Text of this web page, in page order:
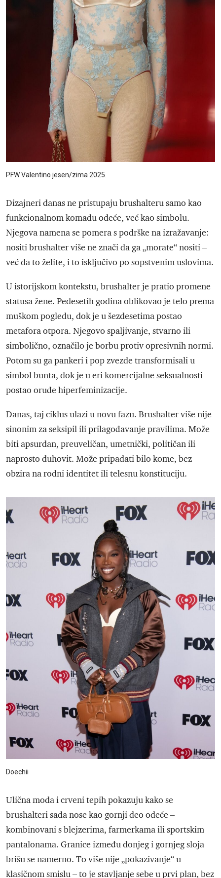
PFW Valentino jesen/zima 2025.
Dizajneri danas ne pristupaju brushalteru samo kao
funkcionalnom komadu odeće, već kao simbolu.
Njegova namena se pomera s podrške na izražavanje:
nositi brushalter više ne znači da ga „morate“ nositi –
već da to želite, i to isključivo po sopstvenim uslovima.
U istorijskom kontekstu, brushalter je pratio promene
statusa žene. Pedesetih godina oblikovao je telo prema
muškom pogledu, dok je u šezdesetima postao
metafora otpora. Njegovo spaljivanje, stvarno ili
simbolično, označilo je borbu protiv opresivnih normi.
Potom su ga pankeri i pop zvezde transformisali u
simbol bunta, dok je u eri komercijalne seksualnosti
postao oruđe hiperfeminizacije.
Danas, taj ciklus ulazi u novu fazu. Brushalter više nije
sinonim za seksipil ili prilagođavanje pravilima. Može
biti apsurdan, preuveličan, umetnički, političan ili
naprosto duhovit. Može pripadati bilo kome, bez
obzira na rodni identitet ili telesnu konstituciju.
Doechii
Ulična moda i crveni tepih pokazuju kako se
brushalteri sada nose kao gornji deo odeće –
kombinovani s blejzerima, farmerkama ili sportskim
pantalonama. Granice između donjeg i gornjeg sloja
brišu se namerno. To više nije „pokazivanje“ u
klasičnom smislu – to je stavljanje sebe u prvi plan, bez